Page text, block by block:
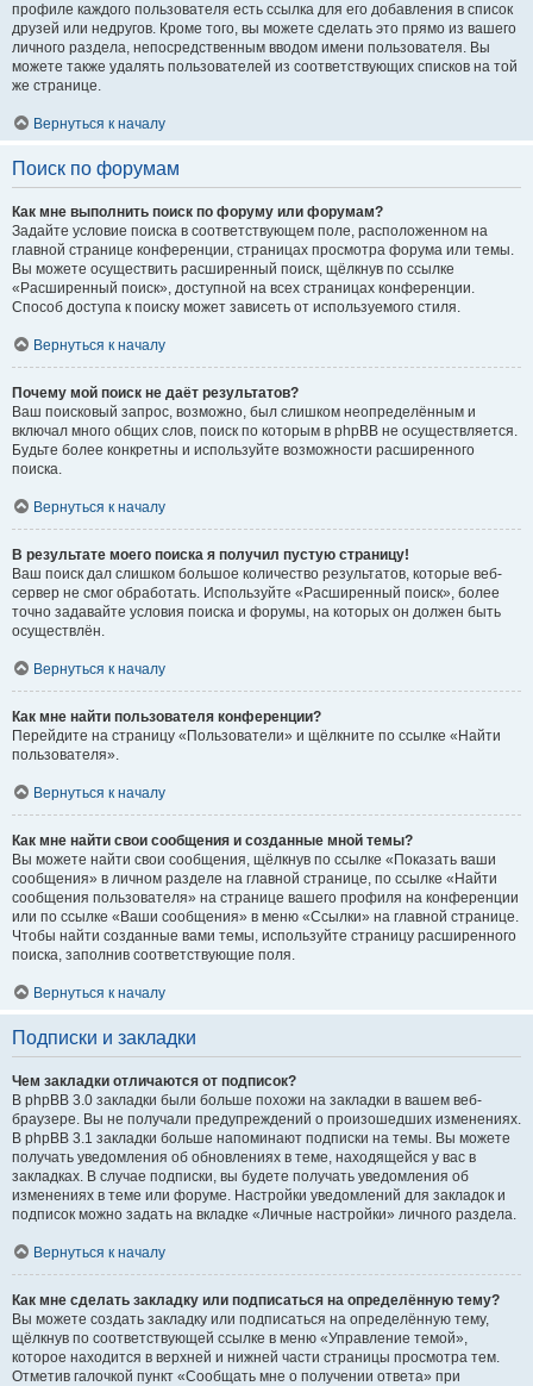
профиле каждого пользователя есть ссылка для его добавления в список
друзей или недругов. Кроме того, вы можете сделать это прямо из вашего
личного раздела, непосредственным вводом имени пользователя. Вы
можете также удалять пользователей из соответствующих списков на той
же странице.
Вернуться к началу
Поиск по форумам
Как мне выполнить поиск по форуму или форумам?
Задайте условие поиска в соответствующем поле, расположенном на
главной странице конференции, страницах просмотра форума или темы.
Вы можете осуществить расширенный поиск, щёлкнув по ссылке
«Расширенный поиск», доступной на всех страницах конференции.
Способ доступа к поиску может зависеть от используемого стиля.
Вернуться к началу
Почему мой поиск не даёт результатов?
Ваш поисковый запрос, возможно, был слишком неопределённым и
включал много общих слов, поиск по которым в phpBB не осуществляется.
Будьте более конкретны и используйте возможности расширенного
поиска.
Вернуться к началу
В результате моего поиска я получил пустую страницу!
Ваш поиск дал слишком большое количество результатов, которые веб-
сервер не смог обработать. Используйте «Расширенный поиск», более
точно задавайте условия поиска и форумы, на которых он должен быть
осуществлён.
Вернуться к началу
Как мне найти пользователя конференции?
Перейдите на страницу «Пользователи» и щёлкните по ссылке «Найти
пользователя».
Вернуться к началу
Как мне найти свои сообщения и созданные мной темы?
Вы можете найти свои сообщения, щёлкнув по ссылке «Показать ваши
сообщения» в личном разделе на главной странице, по ссылке «Найти
сообщения пользователя» на странице вашего профиля на конференции
или по ссылке «Ваши сообщения» в меню «Ссылки» на главной странице.
Чтобы найти созданные вами темы, используйте страницу расширенного
поиска, заполнив соответствующие поля.
Вернуться к началу
Подписки и закладки
Чем закладки отличаются от подписок?
В phpBB 3.0 закладки были больше похожи на закладки в вашем веб-
браузере. Вы не получали предупреждений о произошедших изменениях.
В phpBB 3.1 закладки больше напоминают подписки на темы. Вы можете
получать уведомления об обновлениях в теме, находящейся у вас в
закладках. В случае подписки, вы будете получать уведомления об
изменениях в теме или форуме. Настройки уведомлений для закладок и
подписок можно задать на вкладке «Личные настройки» личного раздела.
Вернуться к началу
Как мне сделать закладку или подписаться на определённую тему?
Вы можете создать закладку или подписаться на определённую тему,
щёлкнув по соответствующей ссылке в меню «Управление темой»,
которое находится в верхней и нижней части страницы просмотра тем.
Отметив галочкой пункт «Сообщать мне о получении ответа» при